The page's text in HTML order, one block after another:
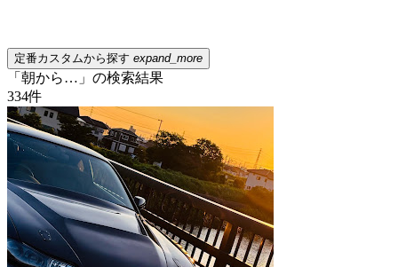
定番カスタムから探す expand_more
「朝から…」の検索結果
334件